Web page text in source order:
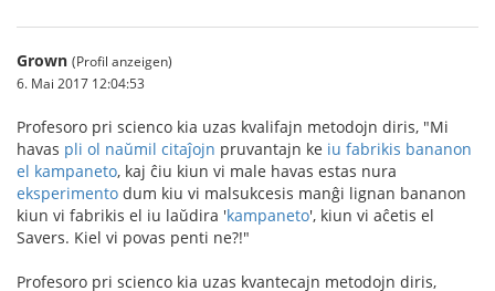
Grown (Profil anzeigen)
6. Mai 2017 12:04:53
Profesoro pri scienco kia uzas kvalifajn metodojn diris, "Mi
havas pli ol naŭmil citaĵojn pruvantajn ke iu fabrikis bananon
el kampaneto, kaj ĉiu kiun vi male havas estas nura
eksperimento dum kiu vi malsukcesis manĝi lignan bananon
kiun vi fabrikis el iu laŭdira 'kampaneto', kiun vi aĉetis el
Savers. Kiel vi povas penti ne?!"
Profesoro pri scienco kia uzas kvantecajn metodojn diris,